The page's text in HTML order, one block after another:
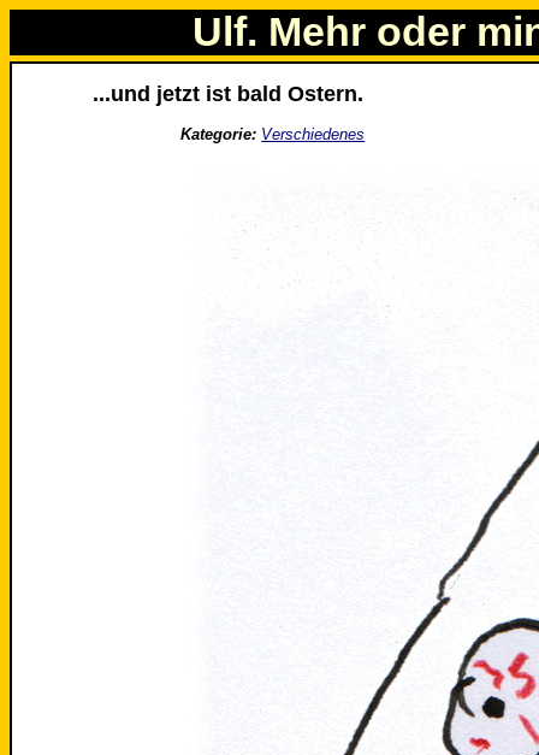
Ulf. Mehr oder
...und jetzt ist bald Ostern.
Kategorie: Verschiedenes